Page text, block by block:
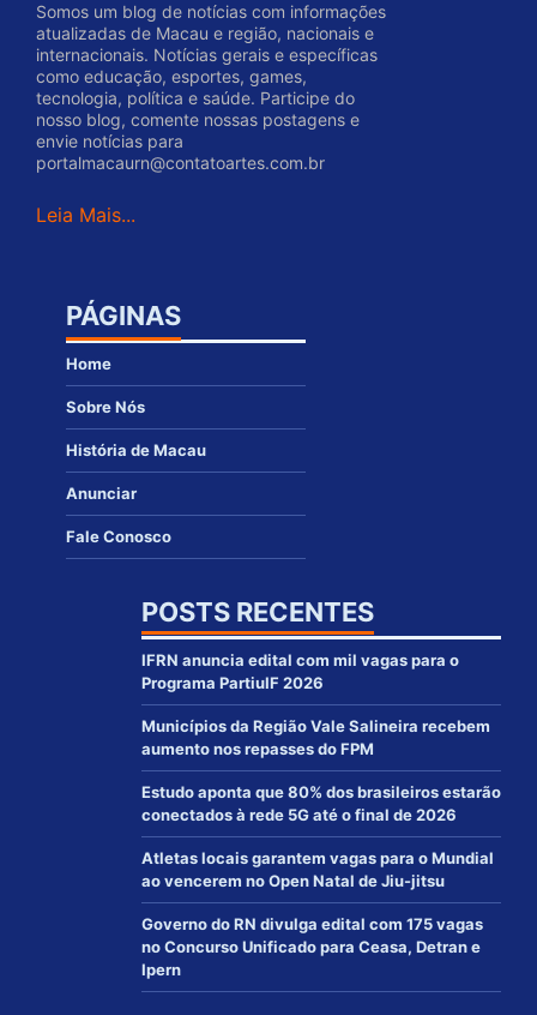
Somos um blog de notícias com informações
atualizadas de Macau e região, nacionais e
internacionais. Notícias gerais e específicas
como educação, esportes, games,
tecnologia, política e saúde. Participe do
nosso blog, comente nossas postagens e
envie notícias para
portalmacaurn@contatoartes.com.br
Leia Mais...
PÁGINAS
Home
Sobre Nós
História de Macau
Anunciar
Fale Conosco
POSTS RECENTES
IFRN anuncia edital com mil vagas para o
Programa PartiuIF 2026
Municípios da Região Vale Salineira recebem
aumento nos repasses do FPM
Estudo aponta que 80% dos brasileiros estarão
conectados à rede 5G até o final de 2026
Atletas locais garantem vagas para o Mundial
ao vencerem no Open Natal de Jiu-jitsu
Governo do RN divulga edital com 175 vagas
no Concurso Unificado para Ceasa, Detran e
Ipern